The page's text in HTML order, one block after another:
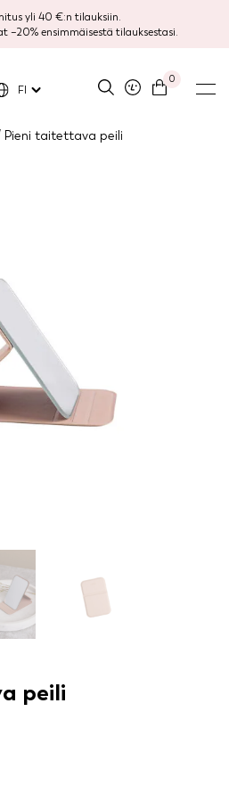
yli 40 €:n tilauksiin.
–20% ensimmäisestä tilauksestasi.
0
FI
Pieni taitettava peili
peili